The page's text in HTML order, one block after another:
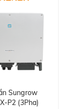
Sungrow
P2 (3Pha)